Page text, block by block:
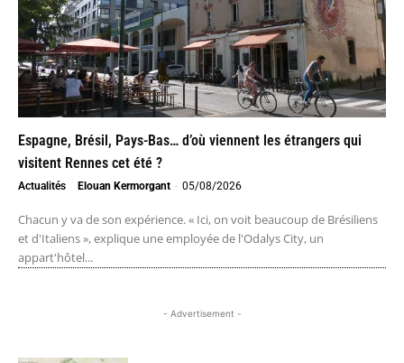
Espagne, Brésil, Pays-Bas… d’où viennent les étrangers qui
visitent Rennes cet été ?
Actualités Elouan Kermorgant - 05/08/2026
Chacun y va de son expérience. « Ici, on voit beaucoup de Brésiliens
et d'Italiens », explique une employée de l'Odalys City, un
appart'hôtel...
- Advertisement -